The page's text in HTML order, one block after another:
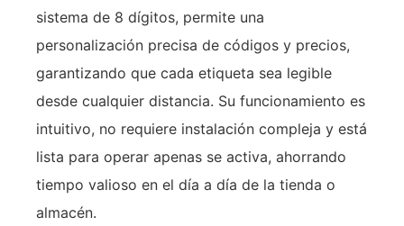
sistema de 8 dígitos, permite una
personalización precisa de códigos y precios,
garantizando que cada etiqueta sea legible
desde cualquier distancia. Su funcionamiento es
intuitivo, no requiere instalación compleja y está
lista para operar apenas se activa, ahorrando
tiempo valioso en el día a día de la tienda o
almacén.